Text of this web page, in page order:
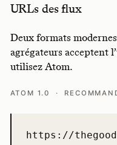
URLs des flux
Deux formats
agrégateurs acceptent
utilisez Atom.
ATOM 1.0 ·
https://